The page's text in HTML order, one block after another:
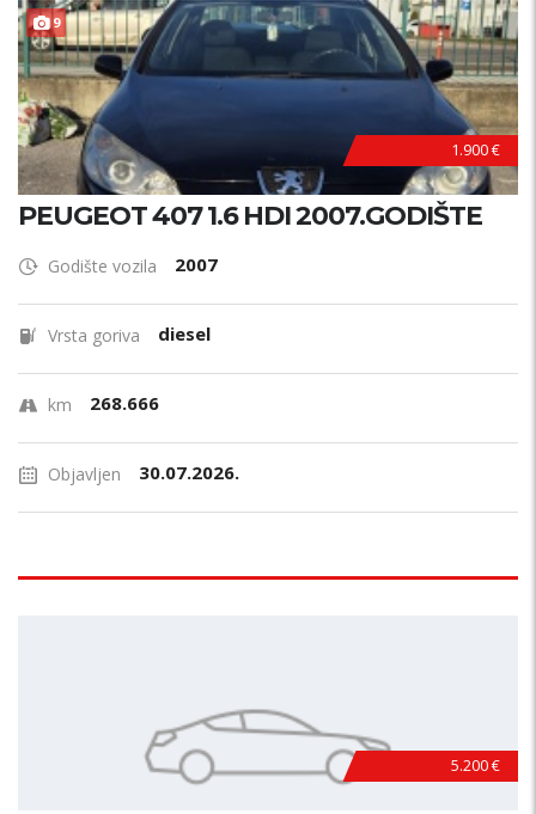
9
1.900 €
PEUGEOT 407 1.6 HDI 2007.GODIŠTE
Godište vozila 2007
Vrsta goriva diesel
km 268.666
Objavljen 30.07.2026.
5.200 €